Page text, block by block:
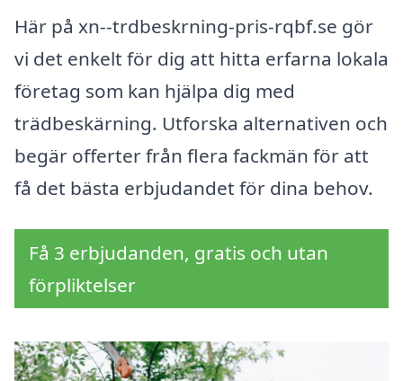
Här på xn--trdbeskrning-pris-rqbf.se gör
vi det enkelt för dig att hitta erfarna lokala
företag som kan hjälpa dig med
trädbeskärning. Utforska alternativen och
begär offerter från flera fackmän för att
få det bästa erbjudandet för dina behov.
Få 3 erbjudanden, gratis och utan
förpliktelser